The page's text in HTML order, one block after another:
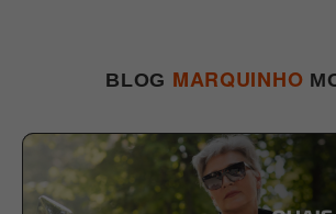
BLOG MARQUINHO